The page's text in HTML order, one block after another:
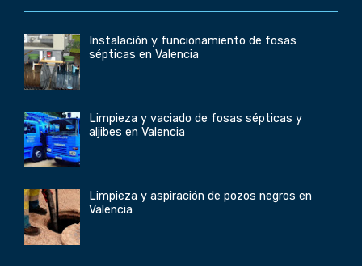
Instalación y funcionamiento de fosas
sépticas en Valencia
Limpieza y vaciado de fosas sépticas y
aljibes en Valencia
Limpieza y aspiración de pozos negros en
Valencia